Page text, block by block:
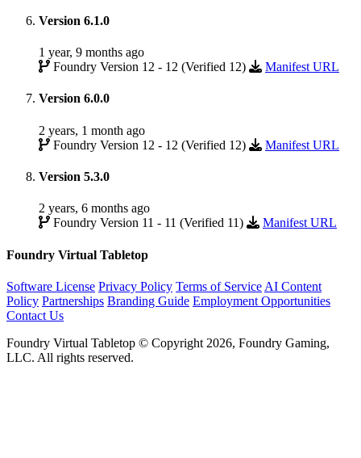
Version 6.1.0
1 year, 9 months ago
Foundry Version 12 - 12 (Verified 12)
Manifest URL
Version 6.0.0
2 years, 1 month ago
Foundry Version 12 - 12 (Verified 12)
Manifest URL
Version 5.3.0
2 years, 6 months ago
Foundry Version 11 - 11 (Verified 11)
Manifest URL
Foundry Virtual Tabletop
Software License Privacy Policy Terms of Service AI Content
Policy Partnerships Branding Guide Employment Opportunities
Contact Us
Foundry Virtual Tabletop © Copyright 2026, Foundry Gaming,
LLC. All rights reserved.